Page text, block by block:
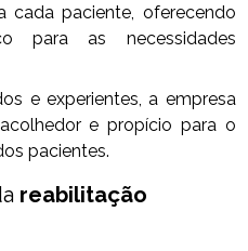
cada paciente, oferecendo
para as necessidades
e experientes, a empresa
e propício para o
pacientes.
reabilitação